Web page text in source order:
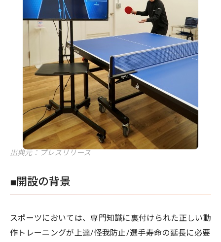
出典元：プレスリリース
■開設の背景
スポーツにおいては、専門知識に裏付けられた正しい動
作トレーニングが上達/怪我防止/選手寿命の延長に必要